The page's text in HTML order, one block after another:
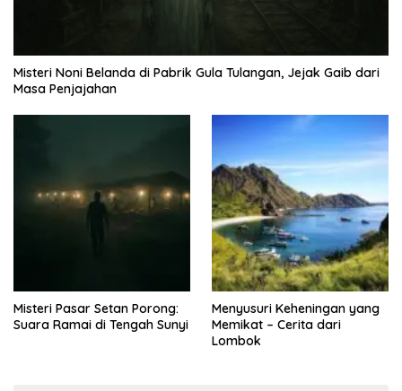
Misteri Noni Belanda di Pabrik Gula Tulangan, Jejak Gaib dari
Masa Penjajahan
Misteri Pasar Setan Porong:
Suara Ramai di Tengah Sunyi
Menyusuri Keheningan yang
Memikat – Cerita dari
Lombok